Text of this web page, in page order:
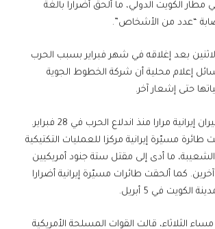
الكويت الدولي، ما ألحق أضرارا بالغة
“عدد من الأشخاص”.
بعد إغلاقه في شهر فبراير بسبب الحرب
إعلام محلية أن شركة الخطوط الجوية
حتى إشعار آخر.
وتعرضت الكويت لنيران إيرانية مرارا منذ اندلاع الحرب في 28 فبراير.
طائرة مسيّرة إيرانية مركزا للعمليات التكتيكية
الشعيبة، ما أدى إلى مقتل ستة جنود أمريكيين
وإصابة أكثر من 30 آخرين. كما ألحقت طائرات مسيّرة إيرانية أضرارا
في 5 أبريل.
الثلاثاء، قالت القوات المسلحة الأمريكية